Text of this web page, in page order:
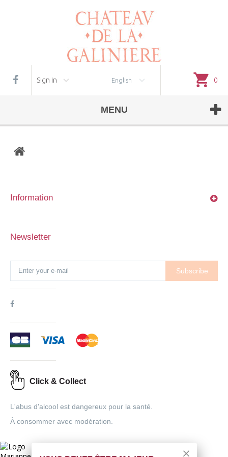
English 0
Sign in
MENU
Information
Newsletter
Subscribe
Click & Collect
L'abus d'alcool est dangereux pour la santé.
À consommer avec modération.